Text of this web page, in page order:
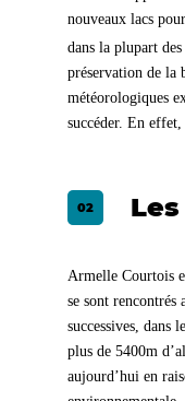
nouveaux lacs
dans la plupart
préservation de la
météorologiques
succéder. En effet,
Armelle Courtois
se sont
successives, dans
plus de 5400m
aujourd’hui en